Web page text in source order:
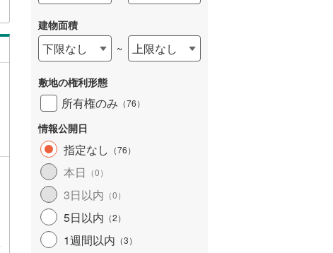
建物面積
下限なし ~ 上限なし
敷地の権利形態
所有権のみ （76）
情報公開日
指定なし （76）
本日 （0）
3日以内 （0）
5日以内 （2）
1週間以内 （3）